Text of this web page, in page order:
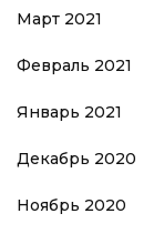
Март 2021
Февраль 2021
Январь 2021
Декабрь 2020
Ноябрь 2020